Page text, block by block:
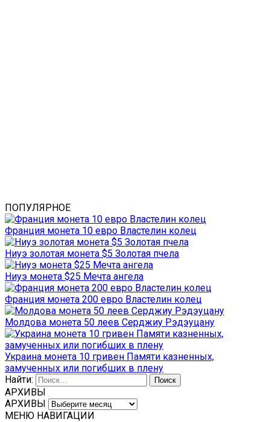
ПОПУЛЯРНОЕ
Франция монета 10 евро Властелин колец
Ниуэ золотая монета $5 Золотая пчела
Ниуэ монета $25 Мечта ангела
Франция монета 200 евро Властелин колец
Молдова монета 50 леев Серджиу Рэдэуцану
Украина монета 10 гривен Памяти казненных,
замученных или погибших в плену
Найти:
АРХИВЫ
АРХИВЫ
МЕНЮ НАВИГАЦИИ